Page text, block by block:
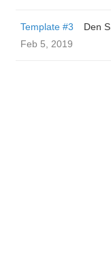
Template #3
Den S.
Feb 5, 2019